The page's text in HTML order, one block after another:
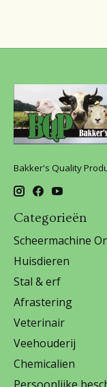
Bakker's Quality
Categorieën
Scheermachine
Huisdieren
Stal & erf
Afrastering
Veterinair
Veehouderij
Chemicalien
Persoonlijke